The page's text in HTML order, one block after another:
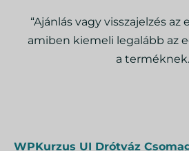
“Ajánlás vagy visszajelzés
amiben kiemeli legalább az
a
WPKurzus UI Drótváz